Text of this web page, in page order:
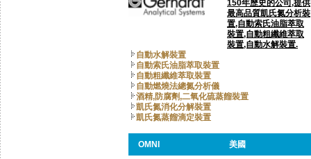
150年歷史的公司,提供
最高品質凱氏氮分析裝
置,自動索氏油脂萃取
裝置,自動粗纖維萃取
裝置,自動水解裝置.
自動水解裝置
自動索氏油脂萃取裝置
自動粗纖維萃取裝置
自動燃燒法總氮分析儀
酒精,防腐劑,二氧化硫蒸餾裝置
凱氏氮消化分解裝置
凱氏氮蒸餾滴定裝置
OMNI 美國